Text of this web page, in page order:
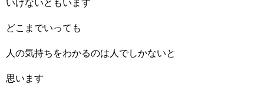
いけないともいます
どこまでいっても
人の気持ちをわかるのは人でしかないと
思います